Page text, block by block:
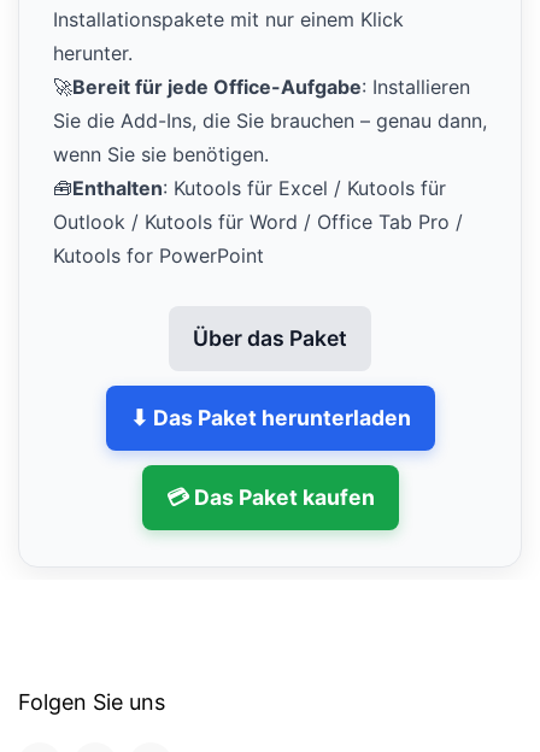
Installationspakete mit nur einem Klick
herunter.
🚀Bereit für jede Office-Aufgabe: Installieren
Sie die Add-Ins, die Sie brauchen – genau dann,
wenn Sie sie benötigen.
🧰Enthalten: Kutools für Excel / Kutools für
Outlook / Kutools für Word / Office Tab Pro /
Kutools for PowerPoint
Über das Paket
⬇ Das Paket herunterladen
💳 Das Paket kaufen
Folgen Sie uns